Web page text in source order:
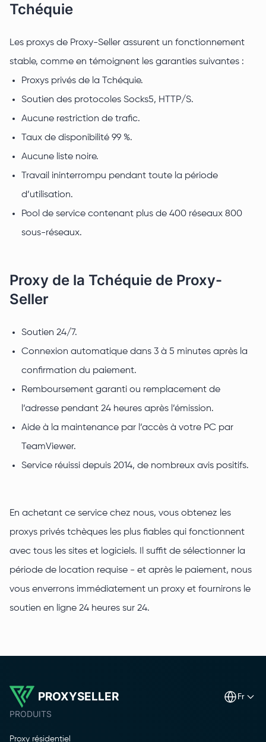
Tchéquie
Les proxys de Proxy-Seller assurent un fonctionnement
stable, comme en témoignent les garanties suivantes :
Proxys privés de la Tchéquie.
Soutien des protocoles Socks5, HTTP/S.
Aucune restriction de trafic.
Taux de disponibilité 99 %.
Aucune liste noire.
Travail ininterrompu pendant toute la période
d’utilisation.
Pool de service contenant plus de 400 réseaux 800
sous-réseaux.
Proxy de la Tchéquie de Proxy-
Seller
Soutien 24/7.
Connexion automatique dans 3 à 5 minutes après la
confirmation du paiement.
Remboursement garanti ou remplacement de
l’adresse pendant 24 heures après l’émission.
Aide à la maintenance par l’accès à votre PC par
TeamViewer.
Service réuissi depuis 2014, de nombreux avis positifs.
En achetant ce service chez nous, vous obtenez les
proxys privés tchèques les plus fiables qui fonctionnent
avec tous les sites et logiciels. Il suffit de sélectionner la
période de location requise - et après le paiement, nous
vous enverrons immédiatement un proxy et fournirons le
soutien en ligne 24 heures sur 24.
PROXYSELLER fr
PRODUITS
Proxy résidentiel